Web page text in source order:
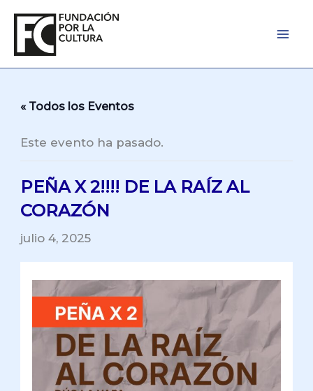
contenido
« Todos los Eventos
Este evento ha pasado.
PEÑA X 2!!!! DE LA RAÍZ AL
CORAZÓN
julio 4, 2025